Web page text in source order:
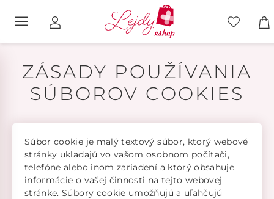
ZÁSADY POUŽÍVANIA
SÚBOROV COOKIES
Súbor cookie je malý textový súbor, ktorý webové
stránky ukladajú vo vašom osobnom počítači,
telefóne alebo inom zariadení a ktorý obsahuje
informácie o vašej činnosti na tejto webovej
stránke. Súbory cookie umožňujú a uľahčujú